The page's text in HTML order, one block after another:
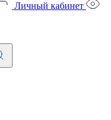
Личный кабинет